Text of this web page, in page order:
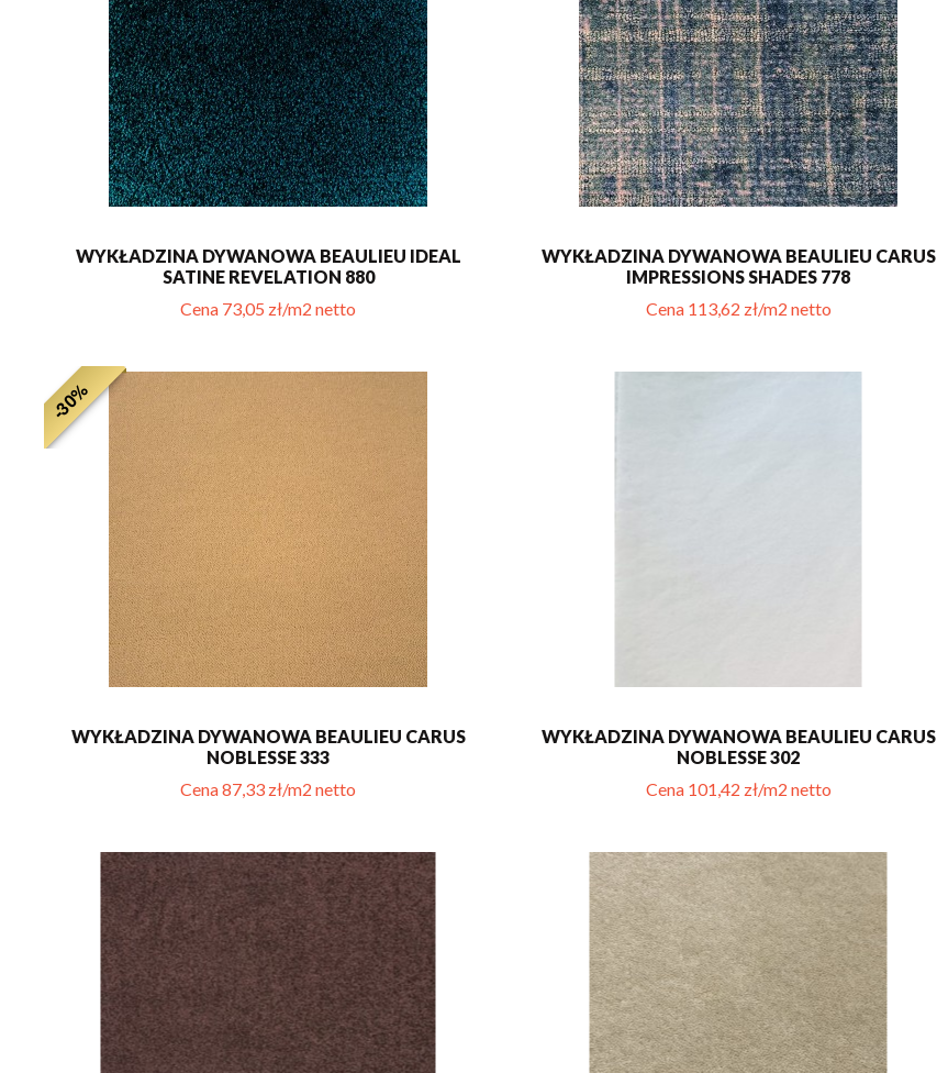
WYKŁADZINA DYWANOWA BEAULIEU IDEAL
SATINE REVELATION 880
Cena 73,05 zł/m2 netto
WYKŁADZINA DYWANOWA BEAULIEU CARUS
IMPRESSIONS SHADES 778
Cena 113,62 zł/m2 netto
-30%
WYKŁADZINA DYWANOWA BEAULIEU CARUS
NOBLESSE 333
Cena 87,33 zł/m2 netto
WYKŁADZINA DYWANOWA BEAULIEU CARUS
NOBLESSE 302
Cena 101,42 zł/m2 netto